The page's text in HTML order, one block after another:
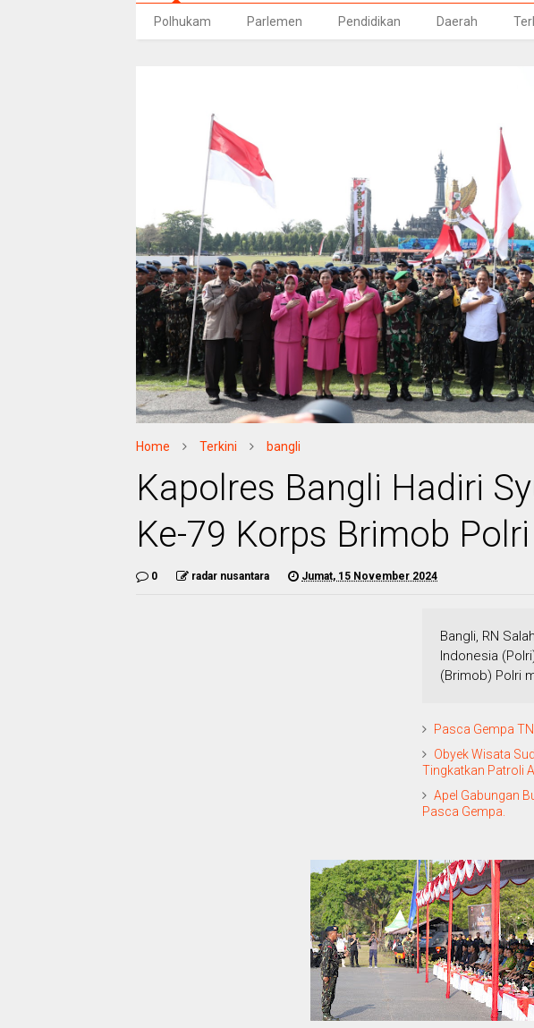
Polhukam Parlemen Pendidikan Daerah
Home Terkini bangli
Kapolres Bangli Hadiri
Ke-79 Korps Brimob
0 radar nusantara Jumat, 15 November 2024
Bangli, RN
Indonesia
(Brimob) Polri
Pasca Gempa
Obyek Wisata
Tingkatkan Patroli
Apel Gabungan
Pasca Gempa.